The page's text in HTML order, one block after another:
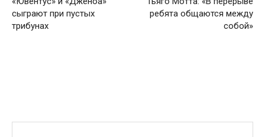
сыграют при пустых
трибунах
ребята общаются между
собой»